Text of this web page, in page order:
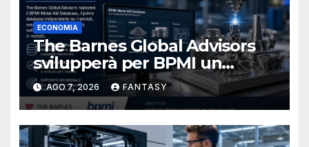
ECONOMIA
The Barnes Global Advisors
svilupperà per BPMI un
database per la stampa 3D
metallica destinata alla filiera
navale statunitense
AGO 7, 2026 FANTASY